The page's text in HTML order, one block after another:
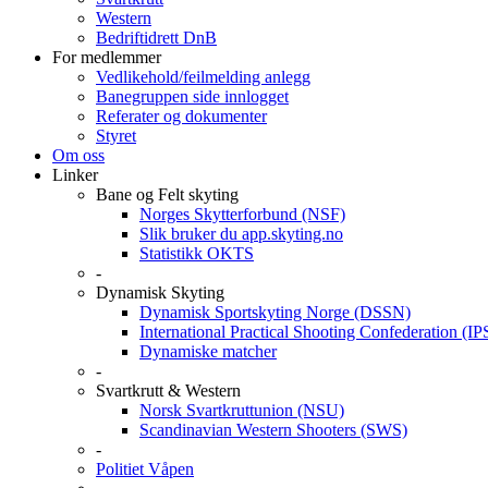
Western
Bedriftidrett DnB
For medlemmer
Vedlikehold/feilmelding anlegg
Banegruppen side innlogget
Referater og dokumenter
Styret
Om oss
Linker
Bane og Felt skyting
Norges Skytterforbund (NSF)
Slik bruker du app.skyting.no
Statistikk OKTS
-
Dynamisk Skyting
Dynamisk Sportskyting Norge (DSSN)
International Practical Shooting Confederation
Dynamiske matcher
-
Svartkrutt & Western
Norsk Svartkruttunion (NSU)
Scandinavian Western Shooters (SWS)
-
Politiet Våpen